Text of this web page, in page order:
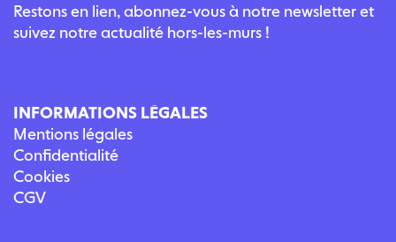
Restons en lien, abonnez-vous à notre newsletter et
suivez notre actualité hors-les-murs !
INFORMATIONS LÉGALES
Mentions légales
Confidentialité
Cookies
CGV